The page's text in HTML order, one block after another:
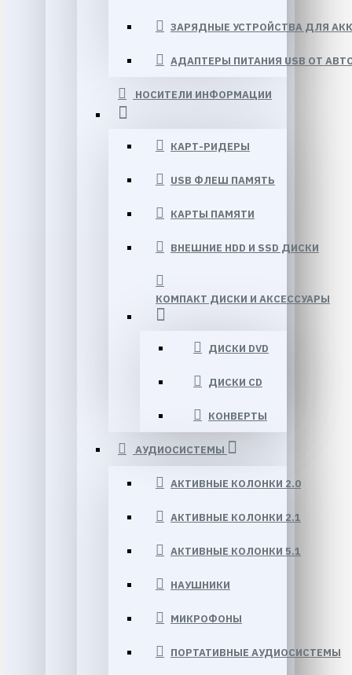
ЗАРЯДНЫЕ УСТРОЙСТВА ДЛЯ
АДАПТЕРЫ ПИТАНИЯ USB ОТ
НОСИТЕЛИ ИНФОРМАЦИИ
КАРТ-РИДЕРЫ
USB ФЛЕШ ПАМЯТЬ
КАРТЫ ПАМЯТИ
ВНЕШНИЕ HDD И SSD ДИСКИ
КОМПАКТ ДИСКИ И АКСЕССУАРЫ
ДИСКИ DVD
ДИСКИ CD
КОНВЕРТЫ
АУДИОСИСТЕМЫ
АКТИВНЫЕ КОЛОНКИ 2.0
АКТИВНЫЕ КОЛОНКИ 2.1
АКТИВНЫЕ КОЛОНКИ 5.1
НАУШНИКИ
МИКРОФОНЫ
ПОРТАТИВНЫЕ АУДИОСИСТЕМЫ